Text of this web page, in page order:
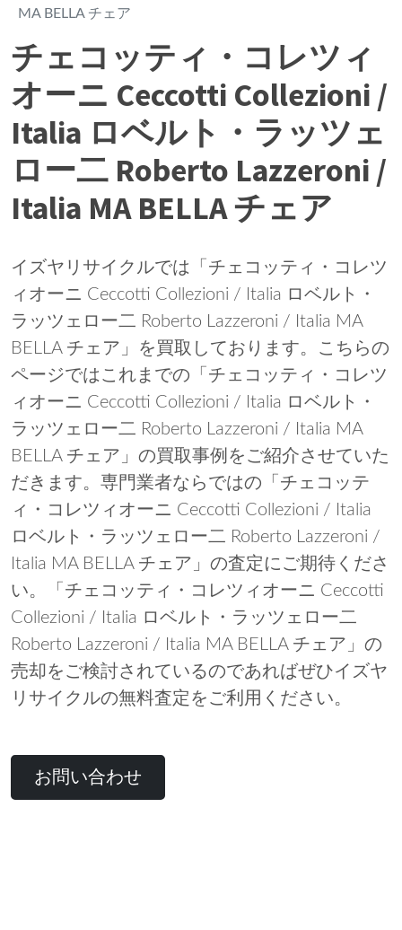
MA BELLA チェア
チェコッティ・コレツィ
オーニ Ceccotti Collezioni /
Italia ロベルト・ラッツェ
ロー二 Roberto Lazzeroni /
Italia MA BELLA チェア
イズヤリサイクルでは「チェコッティ・コレツ
ィオーニ Ceccotti Collezioni / Italia ロベルト・
ラッツェロー二 Roberto Lazzeroni / Italia MA
BELLA チェア」を買取しております。こちらの
ページではこれまでの「チェコッティ・コレツ
ィオーニ Ceccotti Collezioni / Italia ロベルト・
ラッツェロー二 Roberto Lazzeroni / Italia MA
BELLA チェア」の買取事例をご紹介させていた
だきます。専門業者ならではの「チェコッテ
ィ・コレツィオーニ Ceccotti Collezioni / Italia
ロベルト・ラッツェロー二 Roberto Lazzeroni /
Italia MA BELLA チェア」の査定にご期待くださ
い。「チェコッティ・コレツィオーニ Ceccotti
Collezioni / Italia ロベルト・ラッツェロー二
Roberto Lazzeroni / Italia MA BELLA チェア」の
売却をご検討されているのであればぜひイズヤ
リサイクルの無料査定をご利用ください。
お問い合わせ